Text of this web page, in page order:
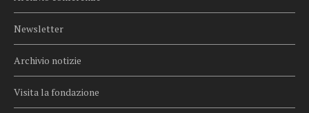
Newsletter
Archivio notizie
Visita la fondazione